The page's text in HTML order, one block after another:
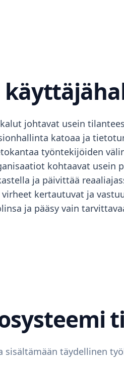
johtavat usein
katoaa ja
työntekijöiden
kohtaavat
ja päivittää
kertautuvat ja
ja pääsy vain
sisältämään täydellinen